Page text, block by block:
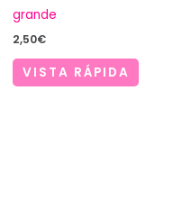
grande
2,50€
VISTA RÁPIDA